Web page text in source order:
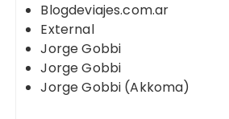
Blogdeviajes.com.ar
External
Jorge Gobbi
Jorge Gobbi
Jorge Gobbi (Akkoma)